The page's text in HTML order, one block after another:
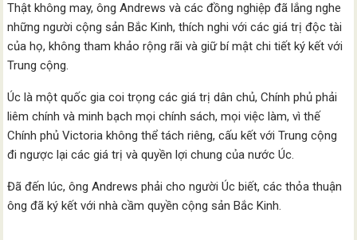
Thật không may, ông Andrews và các đồng nghiệp đã lắng nghe
những người cộng sản Bắc Kinh, thích nghi với các giá trị độc tài
của họ, không tham khảo rộng rãi và giữ bí mật chi tiết ký kết với
Trung cộng.
Úc là một quốc gia coi trọng các giá trị dân chủ, Chính phủ phải
liêm chính và minh bạch mọi chính sách, mọi việc làm, vì thế
Chính phủ Victoria không thể tách riêng, cấu kết với Trung cộng
đi ngược lại các giá trị và quyền lợi chung của nước Úc.
Đã đến lúc, ông Andrews phải cho người Úc biết, các thỏa thuận
ông đã ký kết với nhà cầm quyền cộng sản Bắc Kinh.